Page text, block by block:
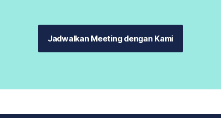
Jadwalkan Meeting dengan Kami